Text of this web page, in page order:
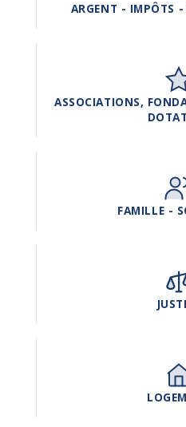
ARGENT - IMPÔTS
ASSOCIATIONS,
FAMILLE -